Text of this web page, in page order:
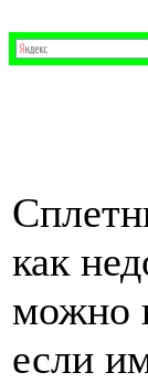
как
можно
если